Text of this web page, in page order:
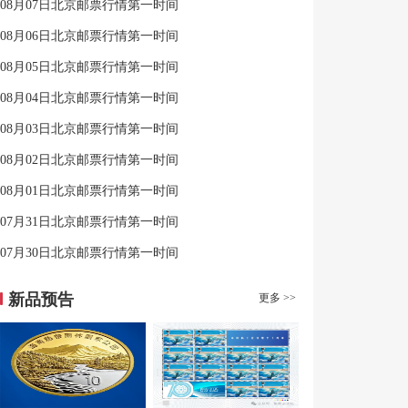
08月07日北京邮票行情第一时间
08月06日北京邮票行情第一时间
08月05日北京邮票行情第一时间
08月04日北京邮票行情第一时间
08月03日北京邮票行情第一时间
08月02日北京邮票行情第一时间
08月01日北京邮票行情第一时间
07月31日北京邮票行情第一时间
07月30日北京邮票行情第一时间
新品预告 更多 >>